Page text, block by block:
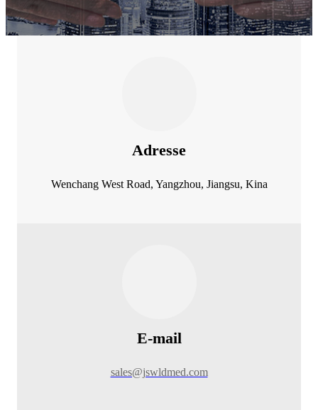
Adresse
Wenchang West Road, Yangzhou, Jiangsu, Kina
E-mail
sales@jswldmed.com